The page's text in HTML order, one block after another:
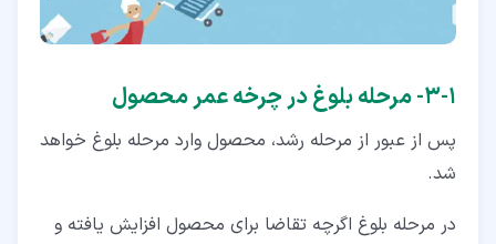
۱‏-‏۳‏- مرحله بلوغ در چرخه عمر محصول
پس از عبور از مرحله رشد، محصول وارد مرحله بلوغ خواهد
شد.
در مرحله بلوغ اگرچه تقاضا برای محصول افزایش یافته و